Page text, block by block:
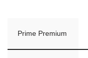
Prime Premium